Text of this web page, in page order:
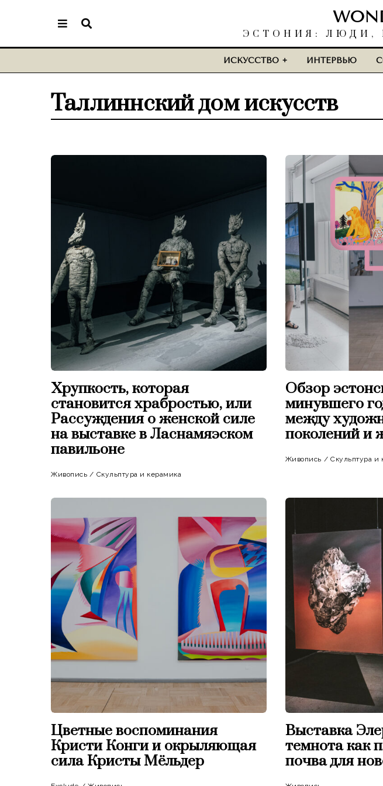
ЭСТОНИЯ: ЛЮДИ,
ИСКУССТВО ИНТЕРВЬЮ
Таллиннский дом искусств
Хрупкость, которая
становится храбростью, или
Рассуждения о женской силе
на выставке в Ласнамяэском
павильоне
Живопись / Скульптура и керамика
Обзор
минувшего
между
поколений и
Живопись / Скульптура и
Цветные воспоминания
Кристи Конги и окрыляющая
сила Кристы Мёльдер
Выставка
темнота как
почва для